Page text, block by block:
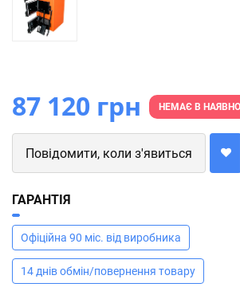
87 120 грн НЕМАЄ В
Повідомити, коли з'явиться
ГАРАНТІЯ
Офіційна 90 міс. від виробника
14 днів обмін/повернення товару